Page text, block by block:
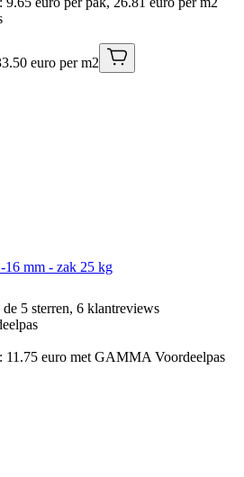
euro per m2
16 mm - zak 25 kg
5 sterren, 6 klantreviews
11.75 euro met GAMMA Voordeelpas